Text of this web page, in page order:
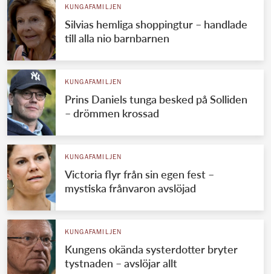
KUNGAFAMILJEN
Silvias hemliga shoppingtur – handlade
till alla nio barnbarnen
KUNGAFAMILJEN
Prins Daniels tunga besked på Solliden
– drömmen krossad
KUNGAFAMILJEN
Victoria flyr från sin egen fest –
mystiska frånvaron avslöjad
KUNGAFAMILJEN
Kungens okända systerdotter bryter
tystnaden – avslöjar allt